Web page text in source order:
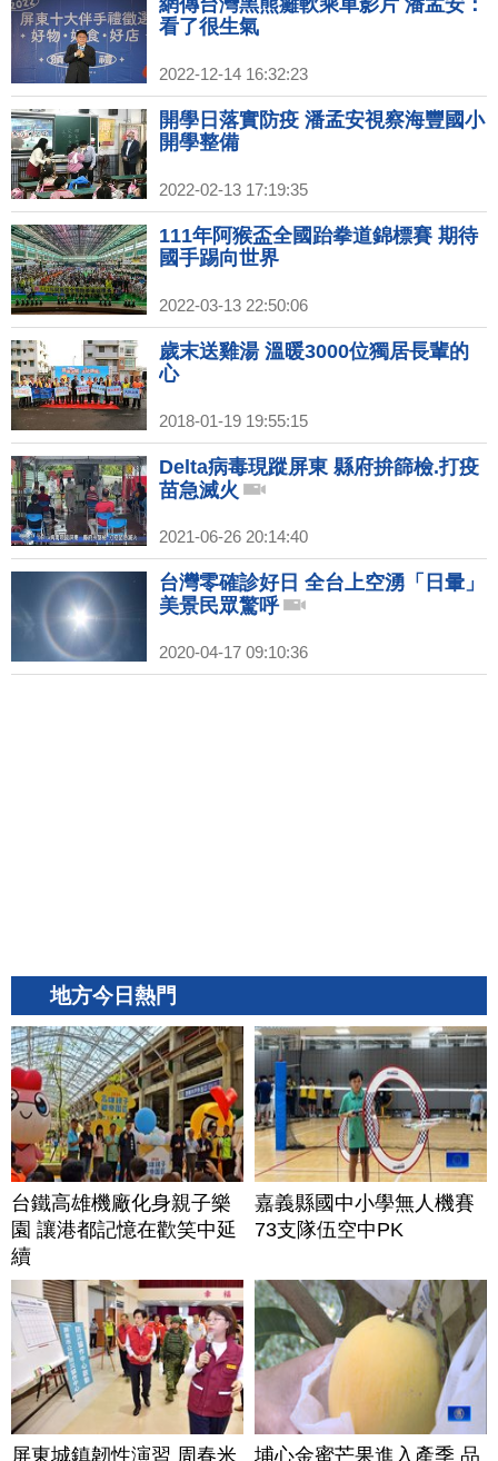
網傳台灣黑熊癱軟乘車影片 潘孟安：
看了很生氣
2022-12-14 16:32:23
開學日落實防疫 潘孟安視察海豐國小
開學整備
2022-02-13 17:19:35
111年阿猴盃全國跆拳道錦標賽 期待
國手踢向世界
2022-03-13 22:50:06
歲末送雞湯 溫暖3000位獨居長輩的
心
2018-01-19 19:55:15
Delta病毒現蹤屏東 縣府拚篩檢.打疫
苗急滅火
2021-06-26 20:14:40
台灣零確診好日 全台上空湧「日暈」
美景民眾驚呼
2020-04-17 09:10:36
地方今日熱門
台鐵高雄機廠化身親子樂
園 讓港都記憶在歡笑中延
續
嘉義縣國中小學無人機賽
73支隊伍空中PK
屏東城鎮韌性演習 周春米 埔心金蜜芒果進入產季 品